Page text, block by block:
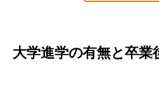
大学進学の有無と卒業